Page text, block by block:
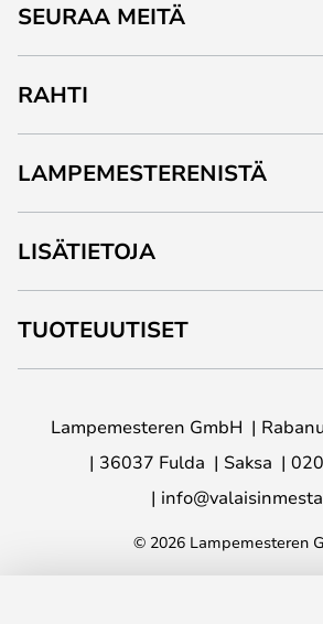
SEURAA MEITÄ
RAHTI
LAMPEMESTERENISTÄ
LISÄTIETOJA
TUOTEUUTISET
Lampemesteren GmbH
36037 Fulda
Saksa
© 2026 Lampemesteren